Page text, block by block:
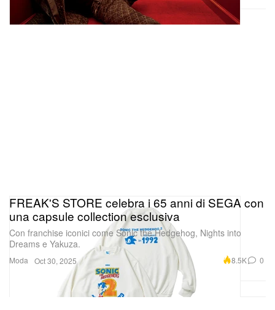
Moda
FREAK'S STORE celebra i 65 anni di SEGA con
una capsule collection esclusiva
Con franchise iconici come Sonic the Hedgehog, Nights into
Dreams e Yakuza.
Oct 30, 2025 8.5K 0